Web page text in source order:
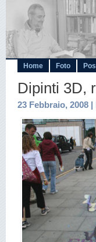
Home Foto
Dipinti 3D,
23 Febbraio, 2008